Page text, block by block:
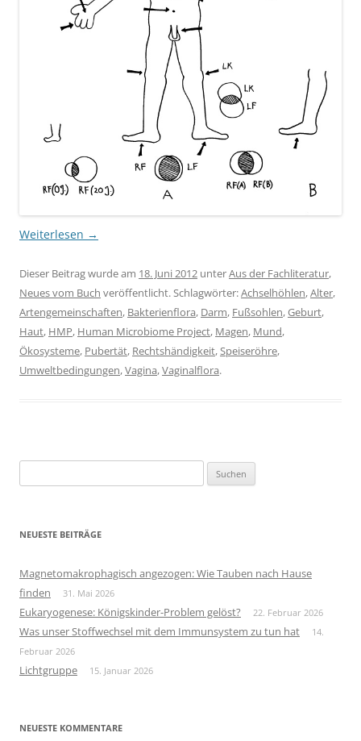
Weiterlesen →
Dieser Beitrag wurde am 18. Juni 2012 unterAus der Fachliteratur,
Neues vom Buch veröffentlicht. Schlagwörter:Achselhöhlen,Alter,
Artengemeinschaften, Bakterienflora, Darm, Fußsohlen,Geburt,
Haut, HMP, Human Microbiome Project, Magen, Mund,
Ökosysteme, Pubertät, Rechtshändigkeit,Speiseröhre,
Umweltbedingungen,Vagina,Vaginalflora.
nach:
NEUESTE BEITRÄGE
Magnetomakrophagisch angezogen: Wie Tauben nach Hause
finden
31. Mai 2026
Eukaryogenese: Königskinder-Problem gelöst? 22. Februar 2026
Was unser Stoffwechsel mit dem Immunsystem zu tun hat
14.
Februar 2026
Lichtgruppe 15. Januar 2026
NEUESTE KOMMENTARE